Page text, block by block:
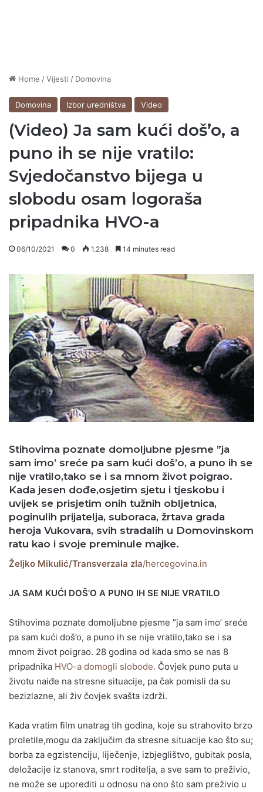
Home /Vijesti / Domovina
Domovina Izbor uredništva Video
(Video) Ja sam kući doš’o, a
puno ih se nije vratilo:
Svjedočanstvo bijega u
slobodu osam logoraša
pripadnika HVO-a
06/10/2021 0 1.238 14 minutes read
Stihovima poznate domoljubne pjesme ”ja
sam imo’ sreće pa sam kući doš’o, a puno ih se
nije vratilo,tako se i sa mnom život poigrao.
Kada jesen dođe,osjetim sjetu i tjeskobu i
uvijek se prisjetim onih tužnih obljetnica,
poginulih prijatelja, suboraca, žrtava grada
heroja Vukovara, svih stradalih u Domovinskom
ratu kao i svoje preminule majke.
Željko Mikulić/Transverzala zla/hercegovina.in
JA SAM KUĆI DOŠ’O A PUNO IH SE NIJE VRATILO
Stihovima poznate domoljubne pjesme ”ja sam imo’ sreće
pa sam kući doš’o, a puno ih se nije vratilo,tako se i sa
mnom život poigrao. 28 godina od kada smo se nas 8
pripadnika HVO-a domogli slobode. Čovjek puno puta u
životu naiđe na stresne situacije, pa čak pomisli da su
bezizlazne, ali živ čovjek svašta izdrži.
Kada vratim film unatrag tih godina, koje su strahovito brzo
proletile,mogu da zaključim da stresne situacije kao što su;
borba za egzistenciju, liječenje, izbjeglištvo, gubitak posla,
deložacije iz stanova, smrt roditelja, a sve sam to preživio,
ne može se uporediti u odnosu na ono što sam preživio u